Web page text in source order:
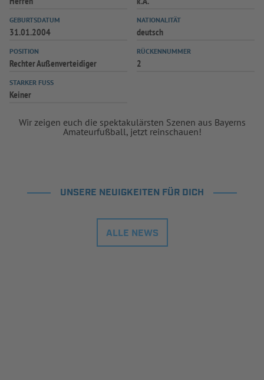
SPIELPLUS
GEBURTSDATUM
31.01.2004
NATIONALITÄT
deutsch
POSITION
Rechter Außenverteidiger
RÜCKENNUMMER
2
STARKER FUSS
Keiner
Wir zeigen euch die spektakulärsten Szenen aus Bayerns
Amateurfußball, jetzt reinschauen!
UNSERE NEUIGKEITEN FÜR DICH
ALLE NEWS